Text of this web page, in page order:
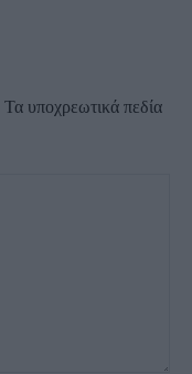
Τα υποχρεωτικά πεδία